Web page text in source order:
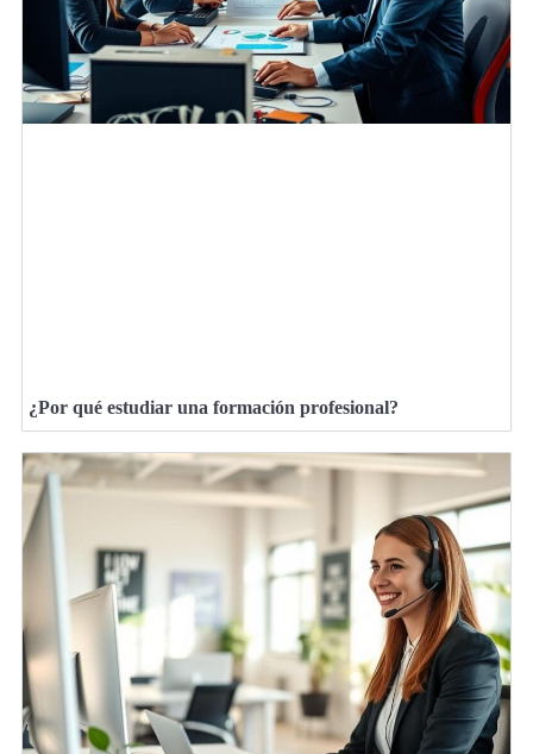
¿Por qué estudiar una formación profesional?